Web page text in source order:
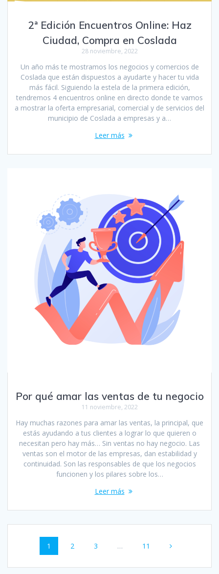
2ª Edición Encuentros Online: Haz
Ciudad, Compra en Coslada
28 noviembre, 2022
Un año más te mostramos los negocios y comercios de
Coslada que están dispuestos a ayudarte y hacer tu vida
más fácil. Siguiendo la estela de la primera edición,
tendremos 4 encuentros online en directo donde te vamos
a mostrar la oferta empresarial, comercial y de servicios del
municipio de Coslada a empresas y a…
Leer más
Por qué amar las ventas de tu negocio
11 noviembre, 2022
Hay muchas razones para amar las ventas, la principal, que
estás ayudando a tus clientes a lograr lo que quieren o
necesitan pero hay más… Sin ventas no hay negocio. Las
ventas son el motor de las empresas, dan estabilidad y
continuidad. Son las responsables de que los negocios
funcionen y los pilares sobre los…
Leer más
Navegación
Página
1 Página
2 Página
3 … Página
11